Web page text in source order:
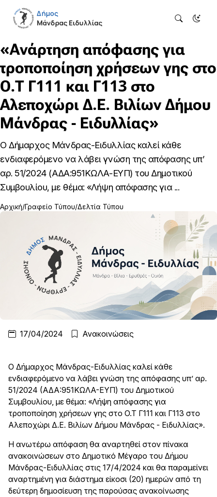
«Ανάρτηση απόφασης για
τροποποίηση χρήσεων γης στο
Ο.Τ Γ111 και Γ113 στο
Αλεποχώρι Δ.Ε. Βιλίων Δήμου
Μάνδρας - Ειδυλλίας»
Ο Δήμαρχος Μάνδρας-Ειδυλλίας καλεί κάθε
ενδιαφερόμενο να λάβει γνώση της απόφασης υπ’
αρ. 51/2024 (ΑΔΑ:951ΚΩΛΑ-ΕΥΠ) του Δημοτικού
Συμβουλίου, με θέμα: «Λήψη απόφασης για ...
Αρχική Γραφείο Τύπου Δελτία Τύπου
17/04/2024 Ανακοινώσεις
Ο Δήμαρχος Μάνδρας-Ειδυλλίας καλεί κάθε
ενδιαφερόμενο να λάβει γνώση της απόφασης υπ’ αρ.
51/2024 (ΑΔΑ:951ΚΩΛΑ-ΕΥΠ) του Δημοτικού
Συμβουλίου, με θέμα: «Λήψη απόφασης για
τροποποίηση χρήσεων γης στο Ο.Τ Γ111 και Γ113 στο
Αλεποχώρι Δ.Ε. Βιλίων Δήμου Μάνδρας - Ειδυλλίας».
Η ανωτέρω απόφαση θα αναρτηθεί στον πίνακα
ανακοινώσεων στο Δημοτικό Μέγαρο του Δήμου
Μάνδρας-Ειδυλλίας στις 17/4/2024 και θα παραμείνει
αναρτημένη για διάστημα είκοσι (20) ημερών από τη
δεύτερη δημοσίευση της παρούσας ανακοίνωσης